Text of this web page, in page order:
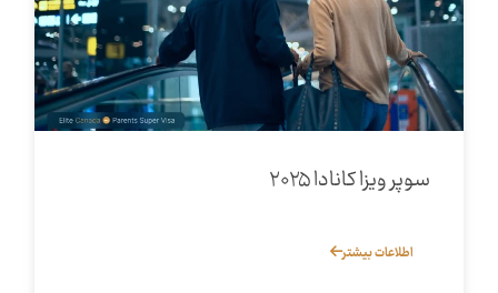
سوپر ویزا کانادا ۲۰۲۵
اطلاعات بیشتر